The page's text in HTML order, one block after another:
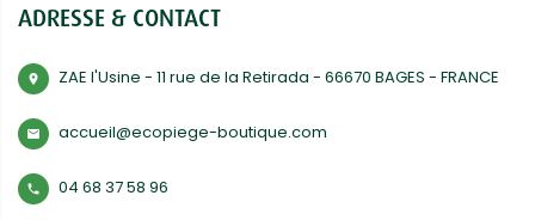
ADRESSE & CONTACT
room ZAE l'Usine - 11 rue de la Retirada - 66670 BAGES - FRANCE
mail accueil@ecopiege-boutique.com
phone 04 68 37 58 96